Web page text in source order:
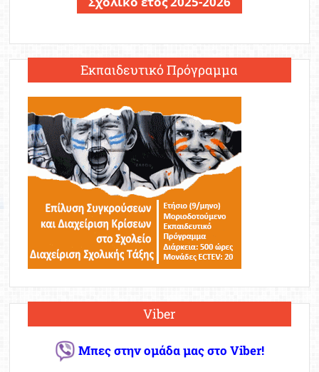
Εκπαιδευτικό Πρόγραμμα
Viber
Μπες στην ομάδα μας στο Viber!